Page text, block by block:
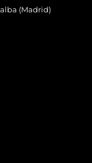
(Madrid)